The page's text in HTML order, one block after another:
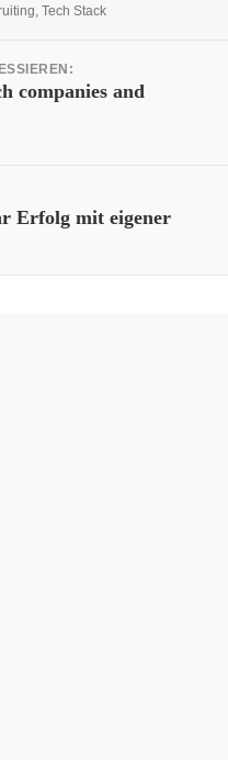
,Tech Stack
companies and
Erfolg mit eigener